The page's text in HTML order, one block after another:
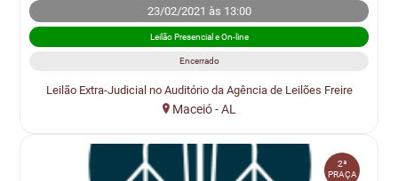
23/02/2021 às 13:00
Leilão Presencial e On-line
Encerrado
Leilão Extra-Judicial no Auditório da Agência de Leilões Freire
Maceió - AL
2ª
PRAÇA